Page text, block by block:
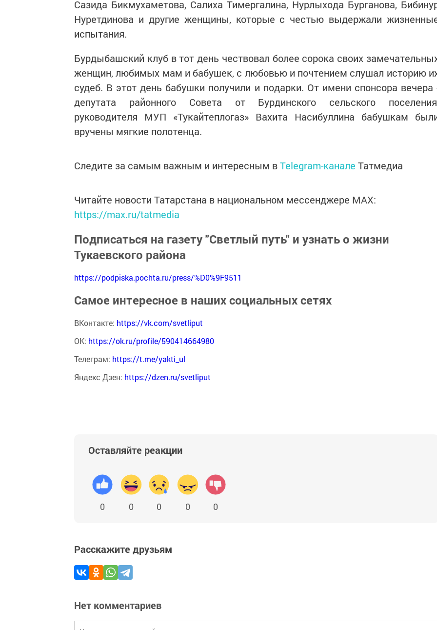
Сазида Бикмухаметова, Салиха Тимергалина, Нурлыхода Бурганова,
Нуретдинова и другие женщины, которые с честью выдержали
испытания.
Бурдыбашский клуб в тот день чествовал более сорока своих
женщин, любимых мам и бабушек, с любовью и почтением слушал историю
судеб. В этот день бабушки получили и подарки. От имени спонсора вечера
депутата районного Совета от Бурдинского сельского
руководителя МУП «Тукайтеплогаз» Вахита Насибуллина бабушкам
вручены мягкие полотенца.
Следите за самым важным и интересным вTelegram-канале Татмедиа
Читайте новости Татарстана в национальном мессенджере MАХ:
https://max.ru/tatmedia
Подписаться на газету "Светлый путь" и узнать о жизни
Тукаевского района
https://podpiska.pochta.ru/press/%D0%9F9511
Самое интересное в наших социальных сетях
ВКонтакте: https://vk.com/svetliput
ОК: https://ok.ru/profile/590414664980
Телеграм: https://t.me/yakti_ul
Яндекс Дзен: https://dzen.ru/svetliput
Оставляйте реакции
0 0 0 0 0
Расскажите друзьям
Нет комментариев